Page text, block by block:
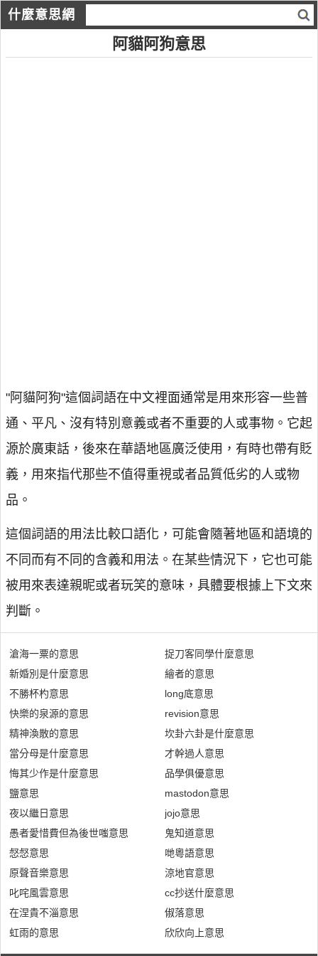
什麼意思網
阿貓阿狗意思
"阿貓阿狗"這個詞語在中文裡面通常是用來形容一些普
通、平凡、沒有特別意義或者不重要的人或事物。它起
源於廣東話，後來在華語地區廣泛使用，有時也帶有貶
義，用來指代那些不值得重視或者品質低劣的人或物
品。
這個詞語的用法比較口語化，可能會隨著地區和語境的
不同而有不同的含義和用法。在某些情況下，它也可能
被用來表達親昵或者玩笑的意味，具體要根據上下文來
判斷。
滄海一粟的意思
新婚別是什麼意思
不勝杯杓意思
快樂的泉源的意思
精神渙散的意思
當分母是什麼意思
悔其少作是什麼意思
鹽意思
夜以繼日意思
愚者愛惜費但為後世嗤意思
惄惄意思
原聲音樂意思
叱咤風雲意思
在涅貴不淄意思
虹雨的意思
捉刀客同學什麼意思
繪者的意思
long底意思
revision意思
坎卦六卦是什麼意思
才幹過人意思
品學俱優意思
mastodon意思
jojo意思
鬼知道意思
哋粵語意思
涼地官意思
cc抄送什麼意思
俶落意思
欣欣向上意思